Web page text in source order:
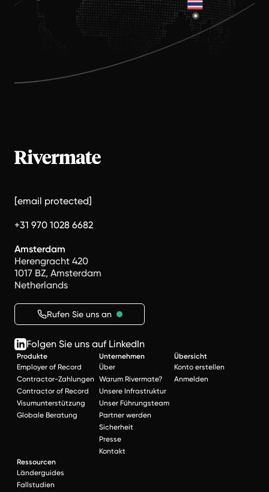
[email protected]
+31 970 1028 6682
Amsterdam
Herengracht 420
1017 BZ, Amsterdam
Netherlands
Rufen Sie uns an
Folgen Sie uns auf LinkedIn
Produkte
Employer of Record
Contractor-Zahlungen
Contractor of Record
Visumunterstützung
Globale Beratung
Unternehmen
Über
Warum Rivermate?
Unsere Infrastruktur
Unser Führungsteam
Partner werden
Sicherheit
Presse
Kontakt
Übersicht
Konto erstellen
Anmelden
Ressourcen
Länderguides
Fallstudien